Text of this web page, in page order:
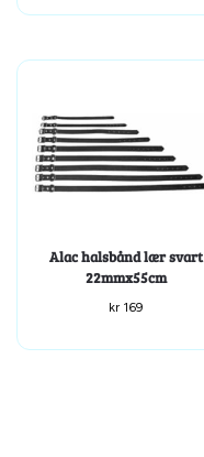
Alac halsbånd lær svart
22mmx55cm
kr169